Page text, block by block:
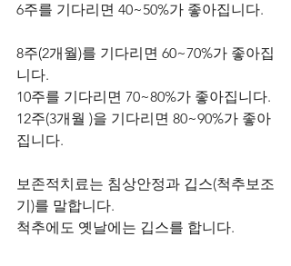
6주를 기다리면 40~50%가 좋아집니다.
8주(2개월)를 기다리면 60~70%가 좋아집
니다.
10주를 기다리면 70~80%가 좋아집니다.
12주(3개월 )을 기다리면 80~90%가 좋아
집니다.
보존적치료는 침상안정과 깁스(척추보조
기)를 말합니다.
척추에도 옛날에는 깁스를 합니다.